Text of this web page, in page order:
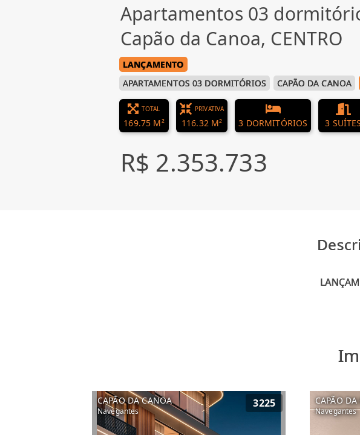
Apartamentos 03
Capão da Canoa, CENTRO
LANÇAMENTO
APARTAMENTOS 03 DORMITÓRIOS
CAPÃO DA CANOA
TOTAL
169.75 M²
PRIVATIVA
116.32 M² 3 DORMITÓRIOS 3 SUÍTES
R$ 2.353.733
CAPÃO DA CANOA
Navegantes
3225 CAPÃO
Navegantes